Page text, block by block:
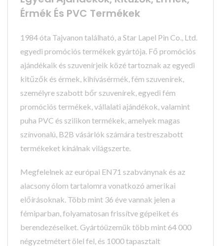
Érmék És PVC Termékek
1984 óta Tajvanon található, a Star Lapel Pin Co., Ltd.
egyedi promóciós termékek gyártója. Fő promóciós
ajándékaik és szuvenírjeik közé tartoznak az egyedi
kitűzők és érmek, kihívásérmék, fém szuvenírek,
személyre szabott bőr szuvenírek, egyedi fém
promóciós termékek, vállalati ajándékok, valamint
puha PVC és szilikon termékek, amelyek magas
színvonalú, B2B vásárlók számára testreszabott
termékeket kínálnak világszerte.
Megfelelnek az európai EN71 szabványnak és az
alacsony ólom tartalomra vonatkozó amerikai
előírásoknak. Több mint 36 éve vannak jelen a
fémiparban, folyamatosan frissítve gépeiket és
berendezéseiket. Gyártóüzemük több mint 64 000
négyzetmétert ölel fel, és 1000 tapasztalt